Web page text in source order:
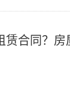
赁合同？